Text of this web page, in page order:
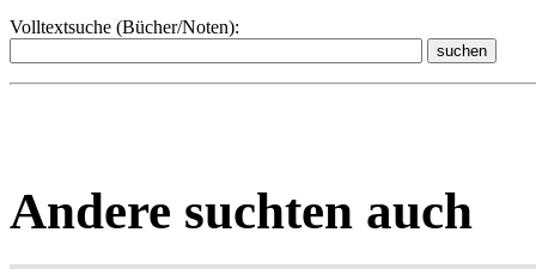
Volltextsuche (Bücher/Noten):
Andere suchten auch